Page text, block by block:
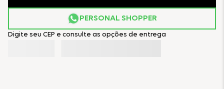
PERSONAL SHOPPER
Digite seu CEP e consulte as opções de entrega